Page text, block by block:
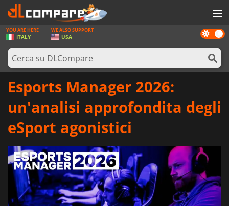
GIOCHI
PREPAGATE
SOFTWARE
REWARDS
NOTIZIE
ACCEDI O REGISTRATI
Dark
mode
YOU ARE HERE
ITALY
WE ALSO SUPPORT
USA
Esports Manager 2026:
un'analisi approfondita degli
eSport agonistici